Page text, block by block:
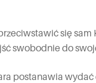
się sam
swobodnie do
postanawia wydać